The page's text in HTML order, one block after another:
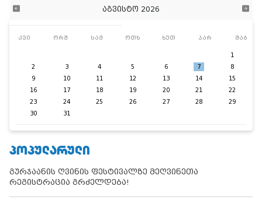
აგვისტო 2026
კვი ორშ სამ ოთხ ხუთ პარ შაბ
1
2
3 4 5 6 7
8
9
10 11 12 13 14
15
16
17 18 19 20 21
22
23
24 25 26 27 28
29
30
31
ᲞᲝᲞᲣᲚᲐᲠᲣᲚᲘ
გურჯაანის ღვინის ფესტივალზე მეღვინეთა
რეგისტრაცია გრძელდება!